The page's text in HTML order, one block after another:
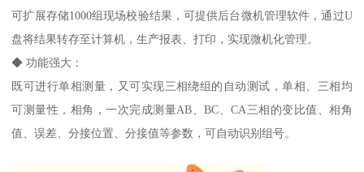
可扩展存储1000组现场校验结果，可提供后台微机管理软件，通过U
盘将结果转存至计算机，生产报表、打印，实现微机化管理。
◆ 功能强大：
既可进行单相测量，又可实现三相绕组的自动测试，单相、三相均
可测量性，相角，一次完成测量AB、BC、CA三相的变比值、相角
值、误差、分接位置、分接值等参数，可自动识别组号。